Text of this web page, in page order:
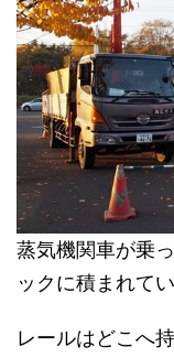
蒸気機関車が乗
ックに積まれて
レールはどこへ